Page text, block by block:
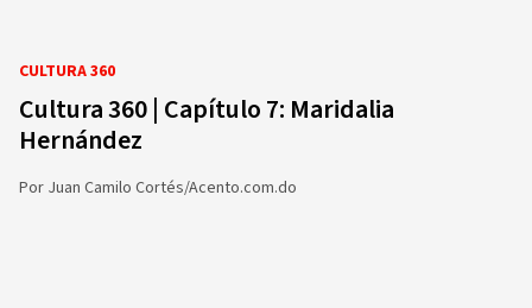
CULTURA 360
Cultura 360 | Capítulo 7: Maridalia
Hernández
Por Juan Camilo Cortés/Acento.com.do